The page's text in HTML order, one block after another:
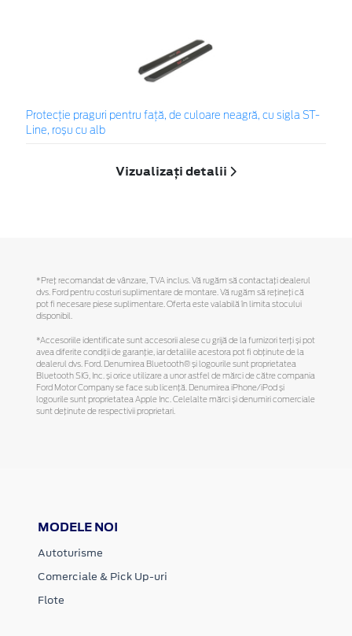
Protecţie praguri pentru faţă, de culoare neagră, cu sigla ST-
Line, roșu cu alb
Vizualizați detalii
*Preţ recomandat de vânzare, TVA inclus. Vă rugăm să contactaţi dealerul
dvs. Ford pentru costuri suplimentare de montare. Vă rugăm să reţineţi că
pot fi necesare piese suplimentare. Oferta este valabilă în limita stocului
disponibil.
*Accesoriile identificate sunt accesorii alese cu grijă de la furnizori terți și pot
avea diferite condiții de garanție, iar detaliile acestora pot fi obținute de la
dealerul dvs. Ford. Denumirea Bluetooth® și logourile sunt proprietatea
Bluetooth SIG, Inc. și orice utilizare a unor astfel de mărci de către compania
Ford Motor Company se face sub licență. Denumirea iPhone/iPod și
logourile sunt proprietatea Apple Inc. Celelalte mărci și denumiri comerciale
sunt deținute de respectivii proprietari.
MODELE NOI
Autoturisme
Comerciale & Pick Up-uri
Flote